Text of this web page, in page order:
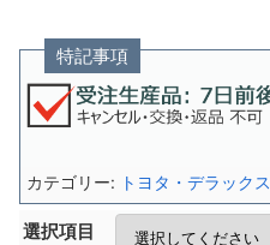
特記事項
選択項目
カテゴリー: トヨタ・デラックス